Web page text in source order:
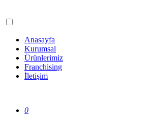
Anasayfa
Kurumsal
Ürünlerimiz
Franchising
İletişim
0